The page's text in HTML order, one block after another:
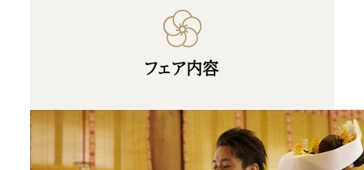
フェア内容